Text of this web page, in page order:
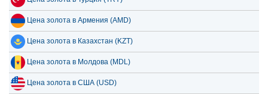
Цена золота в Армения (AMD)
Цена золота в Казахстан (KZT)
Цена золота в Молдова (MDL)
Цена золота в США (USD)